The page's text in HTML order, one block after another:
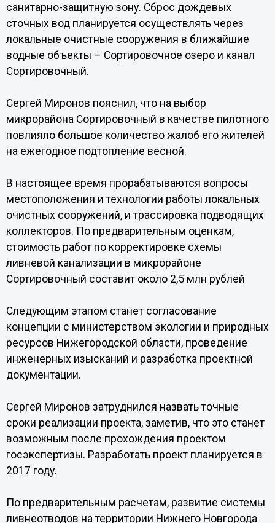
санитарно-защитную зону. Сброс дождевых
сточных вод планируется осуществлять через
локальные очистные сооружения в ближайшие
водные объекты – Сортировочное озеро и канал
Сортировочный.
Сергей Миронов пояснил, что на выбор
микрорайона Сортировочный в качестве пилотного
повлияло большое количество жалоб его жителей
на ежегодное подтопление весной.
В настоящее время прорабатываются вопросы
местоположения и технологии работы локальных
очистных сооружений, и трассировка подводящих
коллекторов. По предварительным оценкам,
стоимость работ по корректировке схемы
ливневой канализации в микрорайоне
Сортировочный составит около 2,5 млн рублей
Следующим этапом станет согласование
концепции с министерством экологии и природных
ресурсов Нижегородской области, проведение
инженерных изысканий и разработка проектной
документации.
Сергей Миронов затруднился назвать точные
сроки реализации проекта, заметив, что это станет
возможным после прохождения проектом
госэкспертизы. Разработать проект планируется в
2017 году.
По предварительным расчетам, развитие системы
ливнеотводов на территории Нижнего Новгорода